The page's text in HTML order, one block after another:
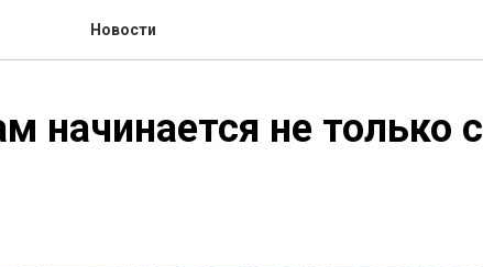
Новости
начинается не только с